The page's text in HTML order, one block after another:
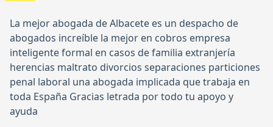
La mejor abogada de Albacete es un despacho de
abogados increíble la mejor en cobros empresa
inteligente formal en casos de familia extranjería
herencias maltrato divorcios separaciones particiones
penal laboral una abogada implicada que trabaja en
toda España Gracias letrada por todo tu apoyo y
ayuda